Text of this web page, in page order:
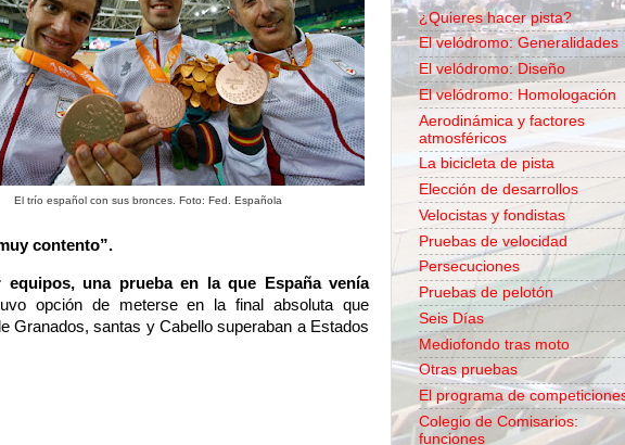
El trío español con sus bronces. Foto: Fed. Española
contento”.
una prueba en la que España venía
opción de meterse en la final absoluta que
Granados, santas y Cabello superaban a Estados
¿Quieres hacer pista?
El velódromo: Generalidades
El velódromo: Diseño
El velódromo: Homologación
Aerodinámica y factores
atmosféricos
La bicicleta de pista
Elección de desarrollos
Velocistas y fondistas
Pruebas de velocidad
Persecuciones
Pruebas de pelotón
Seis Días
Mediofondo tras moto
Otras pruebas
El programa de
Colegio de Comisarios:
funciones